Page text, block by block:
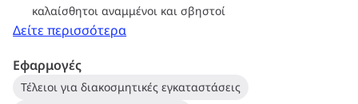
καλαίσθητοι αναμμένοι και σβηστοί
Δείτε περισσότερα
Εφαρμογές
Τέλειοι για διακοσμητικές εγκαταστάσεις